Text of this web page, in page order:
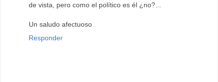
de vista, pero como el político es él ¿no?...
Un saludo afectuoso
Responder